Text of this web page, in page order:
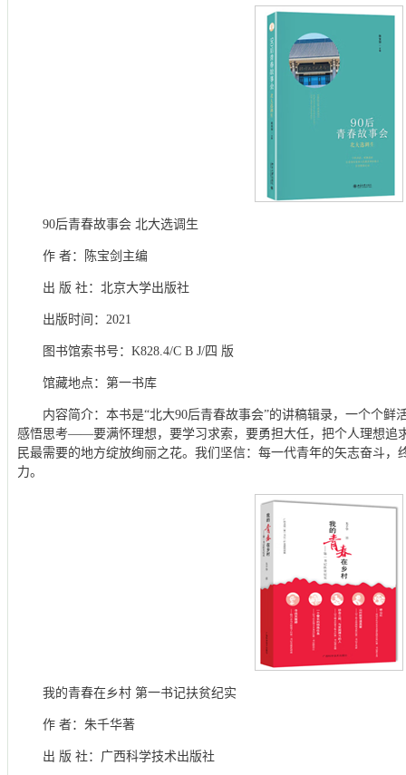
90后青春故事会 北大选调生
作 者：陈宝剑主编
出 版 社：北京大学出版社
出版时间：2021
图书馆索书号：K828.4/C B J/四 版
馆藏地点：第一书库
内容简介：本书是“北大90后青春故事会”的讲稿辑录，一个个鲜
感悟思考——要满怀理想，要学习求索，要勇担大任，把个人理想追
民最需要的地方绽放绚丽之花。我们坚信：每一代青年的矢志奋斗，
力。
我的青春在乡村 第一书记扶贫纪实
作 者：朱千华著
出 版 社：广西科学技术出版社